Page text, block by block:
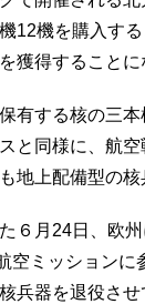
12機を購入す
獲得することに
有する核の三本
と同様に、航
地上配備型の核
６月24日、欧
空ミッション
兵器を退役さ